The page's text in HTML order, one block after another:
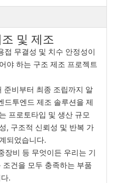
및 제조
무결성 및 치수 안정성이
야 하는 구조 제조 프로젝트
준비부터 최종 조립까지 알
투엔드 제조 솔루션을 제
프로토타입 및 생산 규모
, 구조적 신뢰성 및 반복 가
되었습니다.
장비 등 무엇이든 우리는 기
건을 모두 충족하는 부품
.